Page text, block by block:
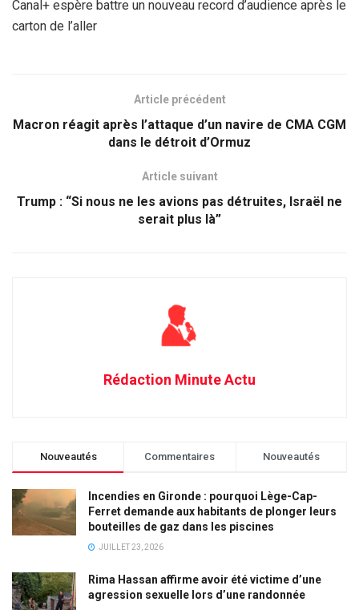
Canal+ espère battre un nouveau record d’audience après le
carton de l’aller
Article précédent
Macron réagit après l’attaque d’un navire de CMA CGM
dans le détroit d’Ormuz
Article suivant
Trump : “Si nous ne les avions pas détruites, Israël ne
serait plus là”
Rédaction Minute Actu
Nouveautés Commentaires Nouveautés
Incendies en Gironde : pourquoi Lège-Cap-
Ferret demande aux habitants de plonger leurs
bouteilles de gaz dans les piscines
JUILLET 23, 2026
Rima Hassan affirme avoir été victime d’une
agression sexuelle lors d’une randonnée